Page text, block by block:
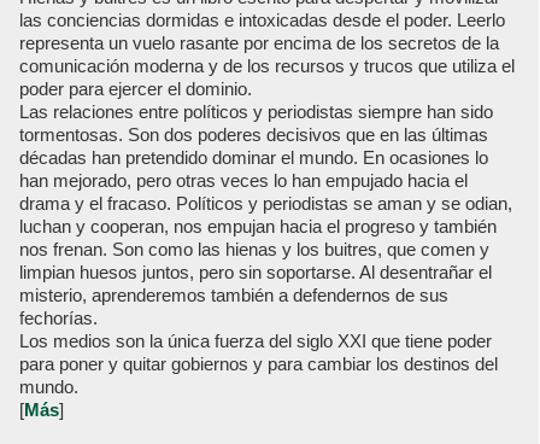
las conciencias dormidas e intoxicadas desde el poder. Leerlo
representa un vuelo rasante por encima de los secretos de la
comunicación moderna y de los recursos y trucos que utiliza el
poder para ejercer el dominio.
Las relaciones entre políticos y periodistas siempre han sido
tormentosas. Son dos poderes decisivos que en las últimas
décadas han pretendido dominar el mundo. En ocasiones lo
han mejorado, pero otras veces lo han empujado hacia el
drama y el fracaso. Políticos y periodistas se aman y se odian,
luchan y cooperan, nos empujan hacia el progreso y también
nos frenan. Son como las hienas y los buitres, que comen y
limpian huesos juntos, pero sin soportarse. Al desentrañar el
misterio, aprenderemos también a defendernos de sus
fechorías.
Los medios son la única fuerza del siglo XXI que tiene poder
para poner y quitar gobiernos y para cambiar los destinos del
mundo.
[Más]